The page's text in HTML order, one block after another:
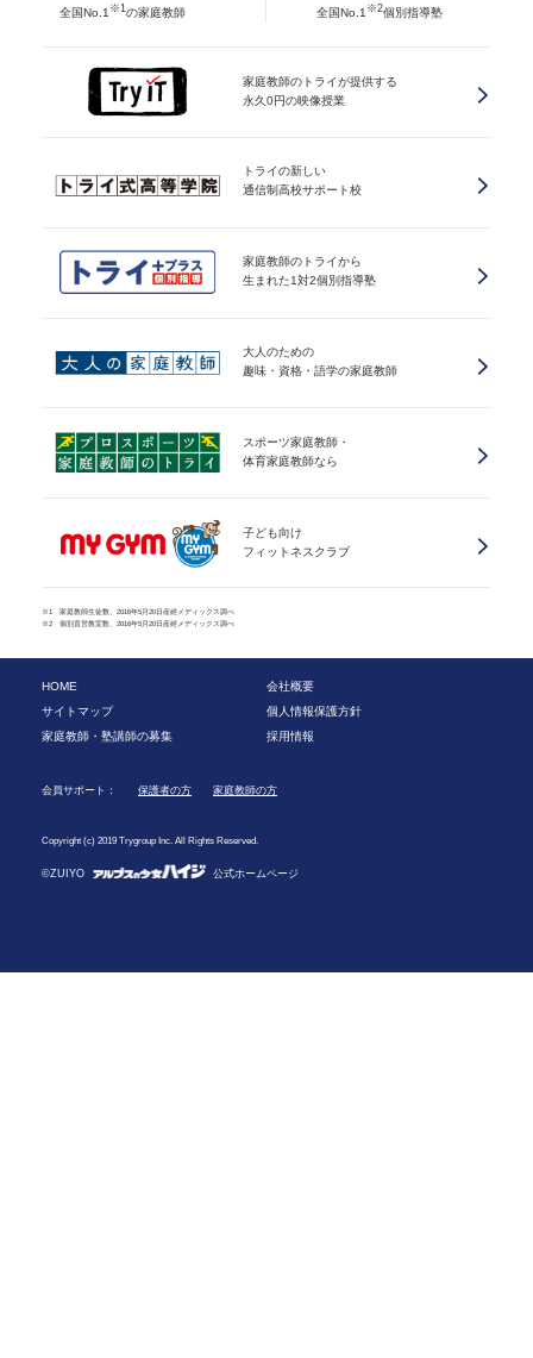
全国No.1 ※1 の家庭教師
全国No.1 ※2個別指導塾
家庭教師のトライが提供する
永久0円の映像授業
トライの新しい
通信制高校サポート校
家庭教師のトライから
生まれた1対2個別指導塾
大人のための
趣味・資格・語学の家庭教師
スポーツ家庭教師・
体育家庭教師なら
子ども向け
フィットネスクラブ
※1 家庭教師生徒数、2016年5月20日産經メディックス調べ
※2 個別直営教室数、2016年5月20日産經メディックス調べ
HOME
会社概要
サイトマップ
個人情報保護方針
家庭教師・塾講師の募集
採用情報
会員サポート： 保護者の方 家庭教師の方
Copyright (c) 2019 Trygroup Inc. All Rights Reserved.
©ZUIYO 公式ホームページ